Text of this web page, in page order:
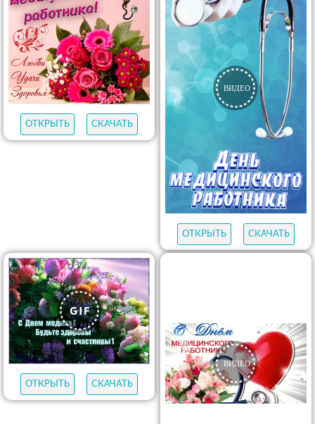
ОТКРЫТЬ СКАЧАТЬ
ОТКРЫТЬ СКАЧАТЬ
ОТКРЫТЬ СКАЧАТЬ